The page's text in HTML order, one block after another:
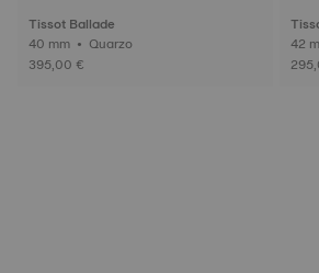
Tissot Ballade
40 mm • Quarzo
395,00 €